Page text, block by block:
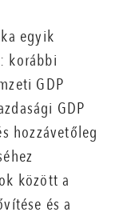
egyik
korábbi
GDP
GDP
hozzávetőleg
között a
és a